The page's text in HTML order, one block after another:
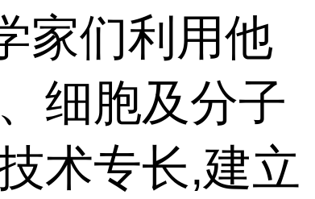
家们利用他
细胞及分子
术专长,建立